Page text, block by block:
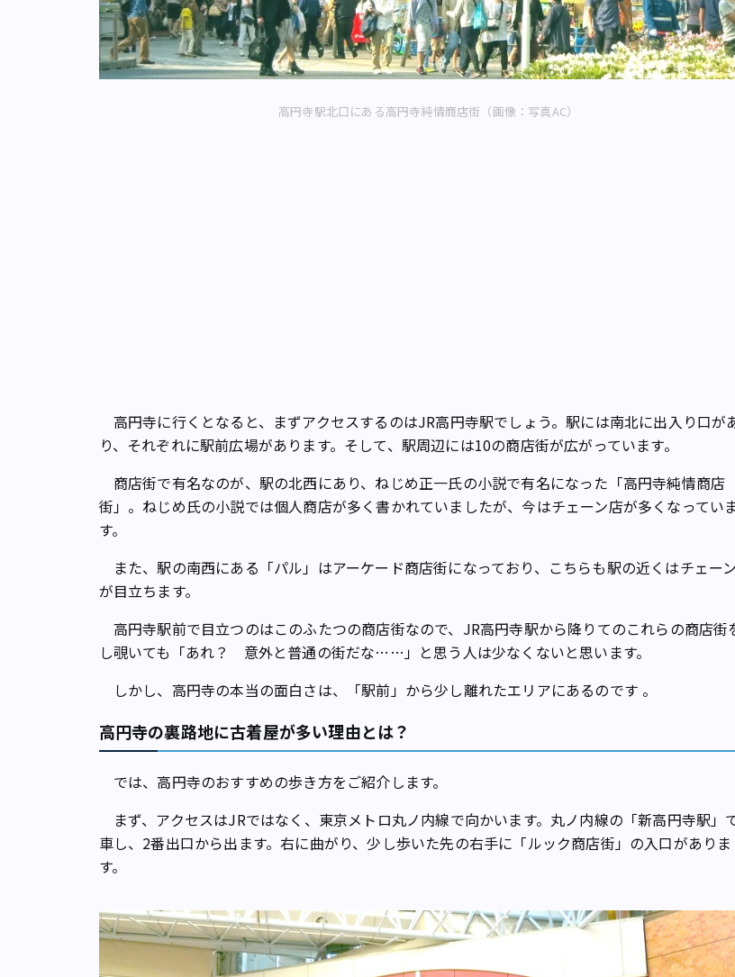
高円寺駅北口にある高円寺純情商店街（画像：写真AC）
高円寺に行くとなると、まずアクセスするのはJR高円寺駅でしょう。駅には南北に出入り口が
り、それぞれに駅前広場があります。そして、駅周辺には10の商店街が広がっています。
商店街で有名なのが、駅の北西にあり、ねじめ正一氏の小説で有名になった「高円寺純情商店
街」。ねじめ氏の小説では個人商店が多く書かれていましたが、今はチェーン店が多くなってい
す。
また、駅の南西にある「パル」はアーケード商店街になっており、こちらも駅の近くはチェー
が目立ちます。
高円寺駅前で目立つのはこのふたつの商店街なので、JR高円寺駅から降りてのこれらの商店街
し覗いても「あれ？ 意外と普通の街だな……」と思う人は少なくないと思います。
しかし、高円寺の本当の面白さは、「駅前」から少し離れたエリアにあるのです 。
高円寺の裏路地に古着屋が多い理由とは？
では、高円寺のおすすめの歩き方をご紹介します。
まず、アクセスはJRではなく、東京メトロ丸ノ内線で向かいます。丸ノ内線の「新高円寺駅」
車し、2番出口から出ます。右に曲がり、少し歩いた先の右手に「ルック商店街」の入口がありま
す。